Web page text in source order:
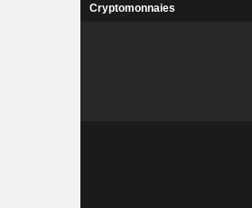
Cryptomonnaies